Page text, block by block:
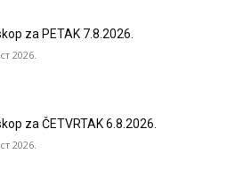
za PETAK 7.8.2026.
2026.
za ČETVRTAK 6.8.2026.
2026.